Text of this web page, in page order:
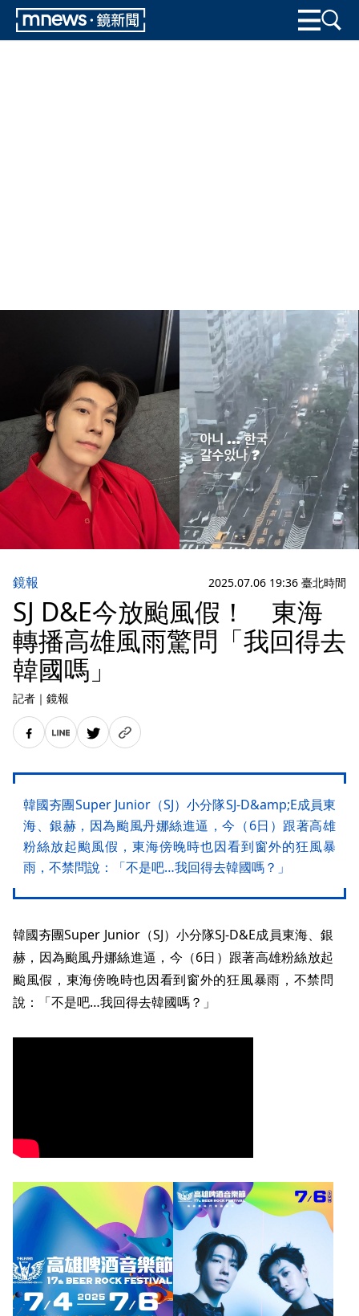
鏡報 2025.07.06 19:36 臺北時間
SJ D&E今放颱風假！ 東海
轉播高雄風雨驚問「我回得去
韓國嗎」
記者 ｜ 鏡報
韓國夯團Super Junior（SJ）小分隊SJ-D&amp;E成員東
海、銀赫，因為颱風丹娜絲進逼，今（6日）跟著高雄
粉絲放起颱風假，東海傍晚時也因看到窗外的狂風暴
雨，不禁問說：「不是吧…我回得去韓國嗎？」
韓國夯團Super Junior（SJ）小分隊SJ-D&E成員東海、銀
赫，因為颱風丹娜絲進逼，今（6日）跟著高雄粉絲放起
颱風假，東海傍晚時也因看到窗外的狂風暴雨，不禁問
說：「不是吧…我回得去韓國嗎？」